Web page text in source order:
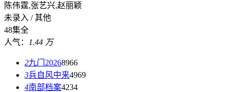
陈伟霆,张艺兴,赵丽颖
未录入 / 其他
48集全
人气：
1.44 万
2九门20268966
3兵自风中来4969
4南部档案4234